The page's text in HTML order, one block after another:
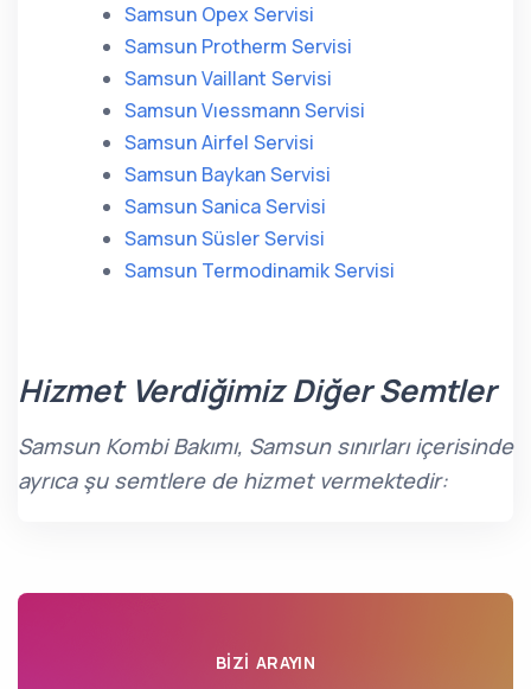
Samsun Opex Servisi
Samsun Protherm Servisi
Samsun Vaillant Servisi
Samsun Vıessmann Servisi
Samsun Airfel Servisi
Samsun Baykan Servisi
Samsun Sanica Servisi
Samsun Süsler Servisi
Samsun Termodinamik Servisi
Hizmet Verdiğimiz Diğer Semtler
Samsun Kombi Bakımı, Samsun sınırları içerisinde
ayrıca şu semtlere de hizmet vermektedir:
BIZI ARAYIN